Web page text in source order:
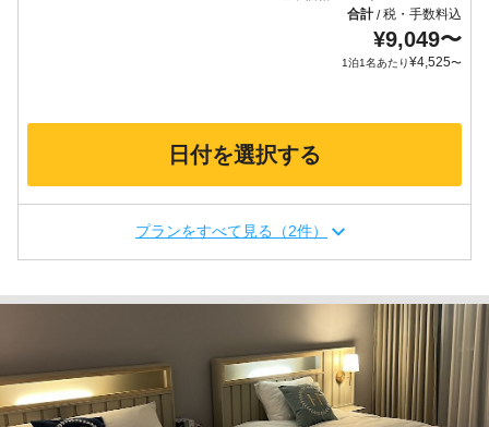
合計/税・手数料込
¥9,049〜
1泊1名あたり¥4,525〜
日付を選択する
プランをすべて見る（2件）